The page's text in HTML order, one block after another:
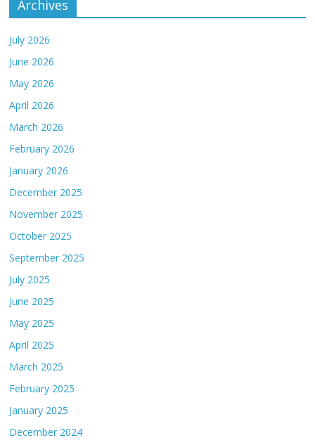
Archives
July 2026
June 2026
May 2026
April 2026
March 2026
February 2026
January 2026
December 2025
November 2025
October 2025
September 2025
July 2025
June 2025
May 2025
April 2025
March 2025
February 2025
January 2025
December 2024